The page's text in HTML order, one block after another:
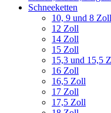
Schneeketten
10, 9 und 8 Zoll
12 Zoll
14 Zoll
15 Zoll
15,3 und 15,5
16 Zoll
16,5 Zoll
17 Zoll
17,5 Zoll